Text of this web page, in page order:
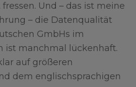
fressen. Und – das ist meine
– die Datenqualität
GmbHs im
ist manchmal lückenhaft.
auf größeren
dem englischsprachigen